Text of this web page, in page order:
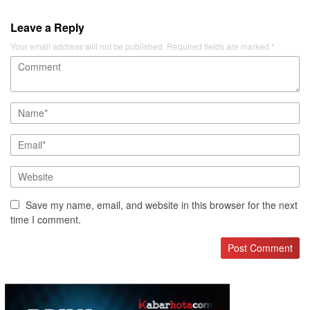
Leave a Reply
Your email address will not be published. Required fields are marked *
Save my name, email, and website in this browser for the next
time I comment.